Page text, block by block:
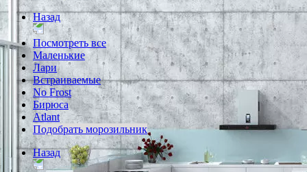
Назад
Посмотреть все
Маленькие
Лари
Встраиваемые
No Frost
Бирюса
Atlant
Подобрать морозильник
Назад